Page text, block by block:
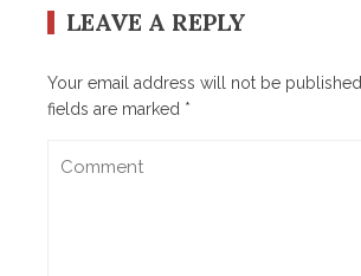
LEAVE A REPLY
Your email address will not be published.
fields are marked *